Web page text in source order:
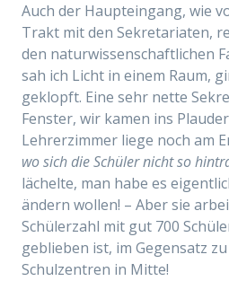
Auch der Haupteingang, wie
Trakt mit den Sekretariaten,
den naturwissenschaftlichen
sah ich Licht in einem Raum,
geklopft. Eine sehr nette
Fenster, wir kamen ins
Lehrerzimmer liege noch am E
wo sich die Schüler nicht so
lächelte, man habe es
ändern wollen! – Aber sie
Schülerzahl mit gut 700
geblieben ist, im Gegensatz
Schulzentren in Mitte!